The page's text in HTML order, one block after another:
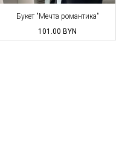
Букет "Мечта романтика"
101.00 BYN